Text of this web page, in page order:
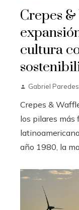
Crepes
cultura
Gabriel Paredes
Crepes &
los pilares más
año 1980, la